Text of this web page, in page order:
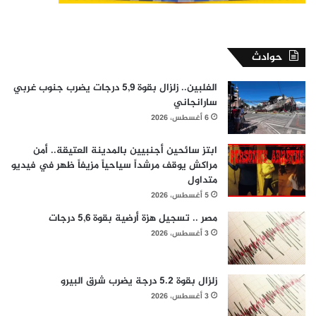
حوادث
الفلبين.. زلزال بقوة 5,9 درجات يضرب جنوب غربي
سارانجاني
6 أغسطس، 2026
ابتز سائحين أجنبيين بالمدينة العتيقة.. أمن
مراكش يوقف مرشداً سياحياً مزيفاً ظهر في فيديو
متداول
5 أغسطس، 2026
مصر .. تسجيل هزة أرضية بقوة 5,6 درجات
3 أغسطس، 2026
زلزال بقوة 5.2 درجة يضرب شرق البيرو
3 أغسطس، 2026